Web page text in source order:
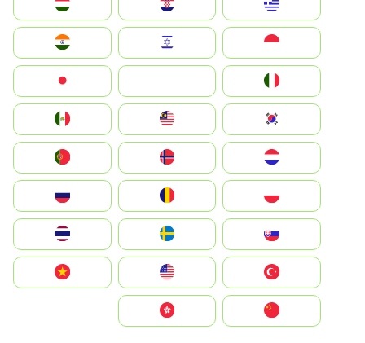
Hrvatska
Magyarország
Indonesia
South Korea
Nederland
Portugal
România
Slovensko
United States
Vietnam